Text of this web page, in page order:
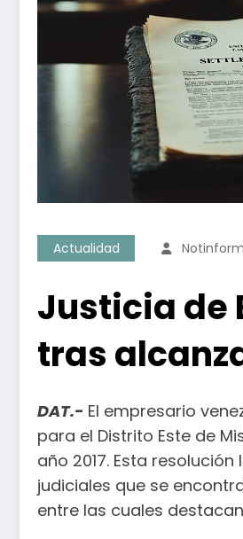
Actualidad
Justicia de
tras
DAT.- El empresario
para el Distrito Este de
año 2017. Esta
judiciales que se
entre las cuales